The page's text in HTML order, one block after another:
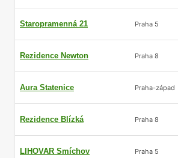
Staropramenná 21 Praha 5
Rezidence Newton Praha 8
Aura Statenice Praha-západ
Rezidence Blízká Praha 8
LIHOVAR Smíchov Praha 5